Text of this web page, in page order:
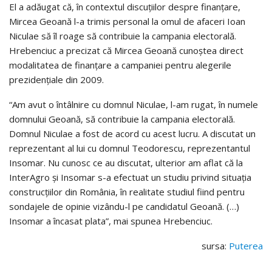
El a adăugat că, în contextul discuţiilor despre finanţare,
Mircea Geoană l-a trimis personal la omul de afaceri Ioan
Niculae să îl roage să contribuie la campania electorală.
Hrebenciuc a precizat că Mircea Geoană cunoştea direct
modalitatea de finanţare a campaniei pentru alegerile
prezidenţiale din 2009.
“Am avut o întâlnire cu domnul Niculae, l-am rugat, în numele
domnului Geoană, să contribuie la campania electorală.
Domnul Niculae a fost de acord cu acest lucru. A discutat un
reprezentant al lui cu domnul Teodorescu, reprezentantul
Insomar. Nu cunosc ce au discutat, ulterior am aflat că la
InterAgro şi Insomar s-a efectuat un studiu privind situaţia
construcţiilor din România, în realitate studiul fiind pentru
sondajele de opinie vizându-l pe candidatul Geoană. (…)
Insomar a încasat plata”, mai spunea Hrebenciuc.
sursa: Puterea